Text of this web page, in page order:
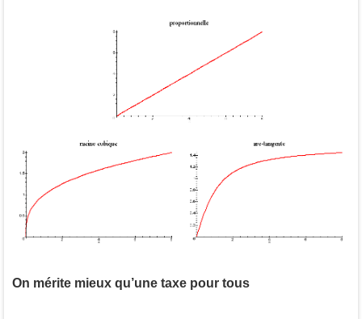
On mérite mieux qu’une taxe pour tous